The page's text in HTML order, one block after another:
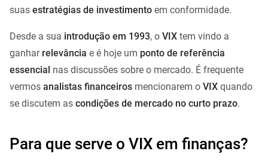
suas estratégias de investimento em conformidade.
Desde a sua introdução em 1993, o VIX tem vindo a
ganhar relevância e é hoje um ponto de referência
essencial nas discussões sobre o mercado. É frequente
vermos analistas financeiros mencionarem o VIX quando
se discutem as condições de mercado no curto prazo.
Para que serve o VIX em finanças?